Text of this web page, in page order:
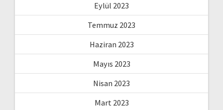
Eylül 2023
Temmuz 2023
Haziran 2023
Mayıs 2023
Nisan 2023
Mart 2023